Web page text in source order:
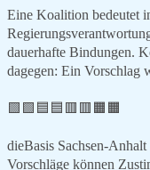
Eine Koalition bedeutet
dauerhafte Bindungen.
dagegen: Ein Vorschlag
🟩🟩🟦🟦🟥🟥🟧🟧
dieBasis Sachsen-
Vorschläge können